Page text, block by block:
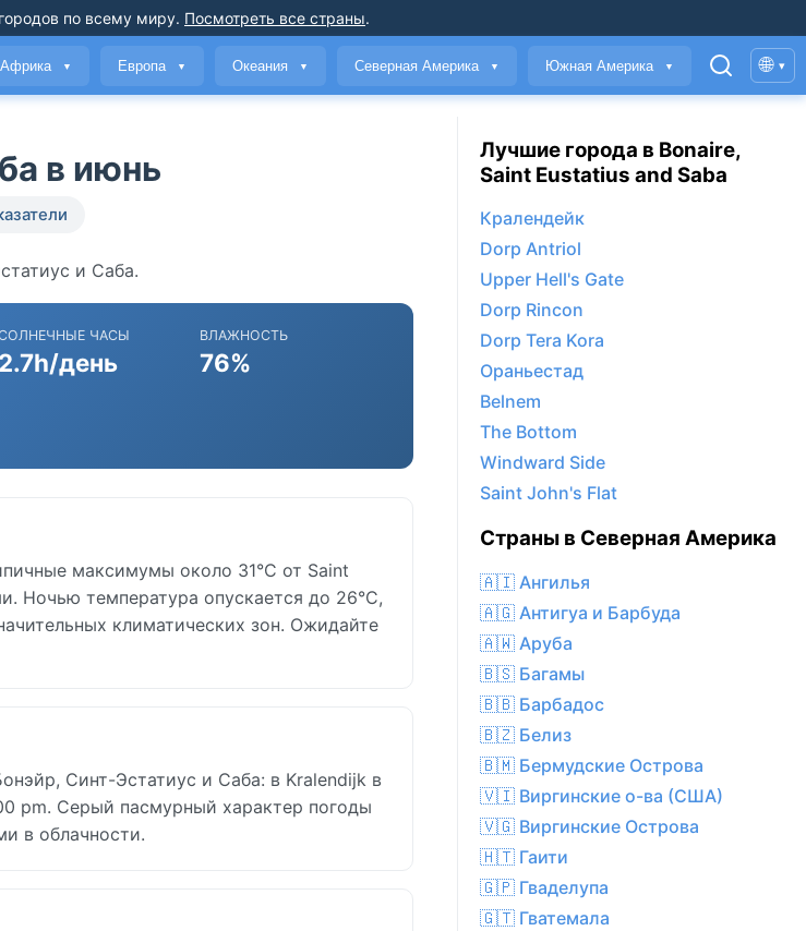
по всему миру. Посмотреть все страны.
Африка ▼ Европа ▼ Океания ▼ Северная Америка ▼ Южная Америка ▼ 🌐 ▾
в июнь
и Саба.
ЧАСЫ
2.7h/день
ВЛАЖНОСТЬ
76%
максимумы около 31°C от Saint
Ночью температура опускается до 26°C,
климатических зон. Ожидайте
Синт-Эстатиус и Саба: в Kralendijk в
pm. Серый пасмурный характер погоды
в облачности.
Лучшие города в Bonaire,
Saint Eustatius and Saba
Кралендейк
Dorp Antriol
Upper Hell's Gate
Dorp Rincon
Dorp Tera Kora
Ораньестад
Belnem
The Bottom
Windward Side
Saint John's Flat
Страны в Северная Америка
🇦🇮 Ангилья
🇦🇬 Антигуа и Барбуда
🇦🇼 Аруба
🇧🇸 Багамы
🇧🇧 Барбадос
🇧🇿 Белиз
🇧🇲 Бермудские Острова
🇻🇮 Виргинские о-ва (США)
🇻🇬 Виргинские Острова
🇭🇹 Гаити
🇬🇵 Гваделупа
🇬🇹 Гватемала